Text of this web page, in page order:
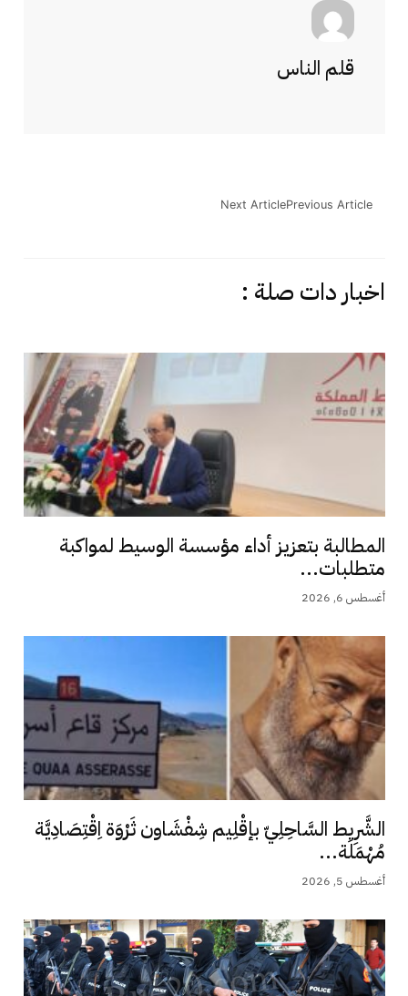
قلم الناس
Previous Article
Next Article
اخبار دات صلة :
المطالبة بتعزيز أداء مؤسسة الوسيط لمواكبة
متطلبات...
أغسطس 6, 2026
الشَّرِيط السَّاحِلِيّ بإقْلِيم شِفْشَاون ثَرْوَة اِقْتِصَادِيَّة
مُهْمَلَة...
أغسطس 5, 2026